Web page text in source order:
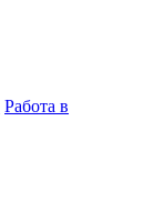
Работа в